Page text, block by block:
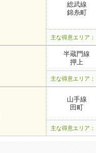
総武線
錦糸町
主な得意エリア
半蔵門線
押上
主な得意エリア
山手線
田町
主な得意エリア